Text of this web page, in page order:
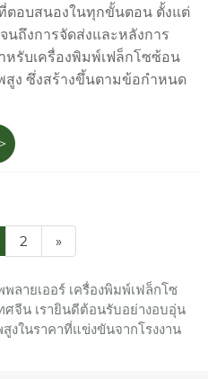
ตอบสนองในทุกขั้นตอน ตั้งแต่
นถึงการจัดส่งและหลังการ
หรับเครื่องพิมพ์เฟล็กโซซ้อน
ง ซึ่งสร้างขึ้นตามข้อกำหนด
2 »
ายเออร์ เครื่องพิมพ์เฟล็กโซ
จีน เรายินดีต้อนรับอย่างอบอุ่น
นราคาที่แข่งขันจากโรงงาน